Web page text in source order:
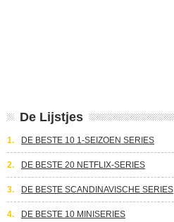
De Lijstjes
1. DE BESTE 10 1-SEIZOEN SERIES
2. DE BESTE 20 NETFLIX-SERIES
3. DE BESTE SCANDINAVISCHE SERIES
4. DE BESTE 10 MINISERIES